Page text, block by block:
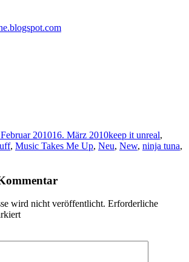
201016. März 2010keep it unreal,
, Music Takes Me Up, Neu, New, ninja tuna,
wird nicht veröffentlicht. Erforderliche